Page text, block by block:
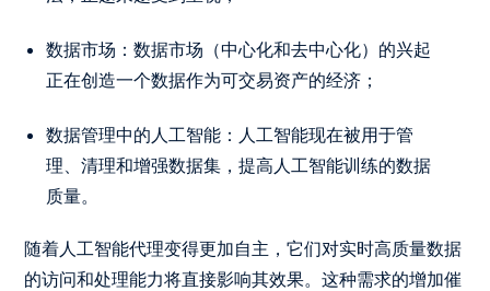
数据市场：数据市场（中心化和去中心化）的兴起
正在创造一个数据作为可交易资产的经济；
数据管理中的人工智能：人工智能现在被用于管
理、清理和增强数据集，提高人工智能训练的数据
质量。
随着人工智能代理变得更加自主，它们对实时高质量数据
的访问和处理能力将直接影响其效果。这种需求的增加催